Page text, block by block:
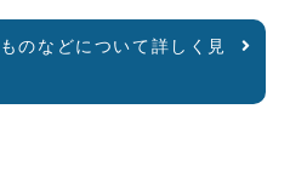
のなどについて詳しく見